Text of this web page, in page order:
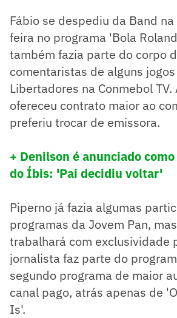
Fábio se despediu da Band
feira no programa 'Bola
também fazia parte do corpo
comentaristas de alguns
Libertadores na Conmebol TV.
ofereceu contrato maior ao
preferiu trocar de emissora.
+ Denilson é anunciado
do Íbis: 'Pai decidiu voltar'
Piperno já fazia algumas
programas da Jovem Pan,
trabalhará com exclusividade
jornalista faz parte do
segundo programa de maior
canal pago, atrás apenas de
Is'.